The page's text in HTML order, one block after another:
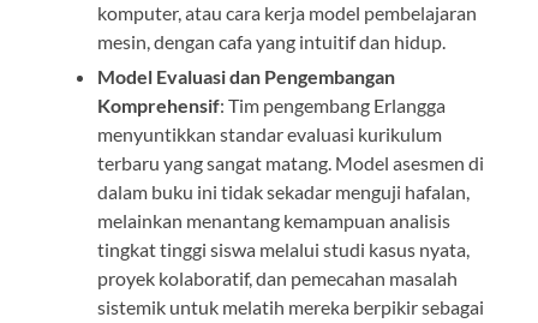
komputer, atau cara kerja model pembelajaran
mesin, dengan cafa yang intuitif dan hidup.
Model Evaluasi dan Pengembangan
Komprehensif: Tim pengembang Erlangga
menyuntikkan standar evaluasi kurikulum
terbaru yang sangat matang. Model asesmen di
dalam buku ini tidak sekadar menguji hafalan,
melainkan menantang kemampuan analisis
tingkat tinggi siswa melalui studi kasus nyata,
proyek kolaboratif, dan pemecahan masalah
sistemik untuk melatih mereka berpikir sebagai